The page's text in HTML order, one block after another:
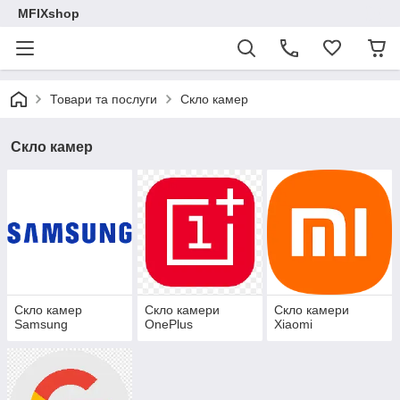
MFIXshop
Товари та послуги Скло камер
Скло камер
Скло камер
Samsung
Скло камери
OnePlus
Скло камери
Xiaomi